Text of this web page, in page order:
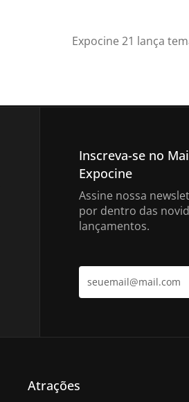
Expocine 21 lança
Inscreva-se no
Expocine
Assine nossa
por dentro das
lançamentos.
Atrações